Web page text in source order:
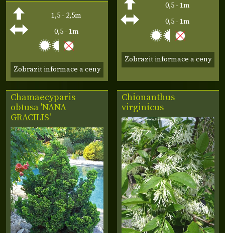
1,5 - 2,5m
0,5 - 1m
Zobrazit informace a ceny
0,5 - 1m
0,5 - 1m
Zobrazit informace a ceny
Chamaecyparis
obtusa 'NANA
GRACILIS'
Chionanthus
virginicus